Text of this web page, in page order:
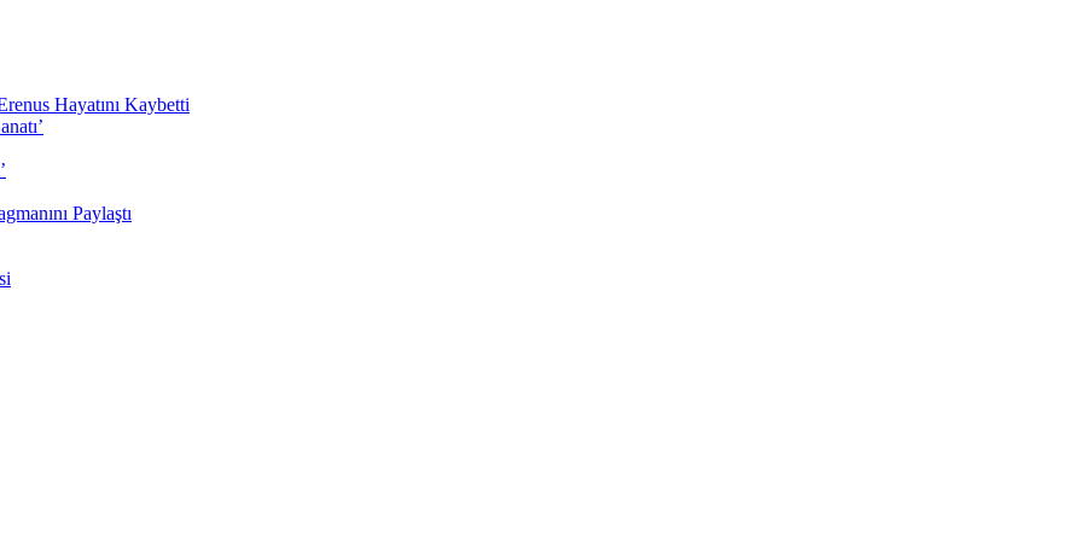
Hayatını Kaybetti
Paylaştı